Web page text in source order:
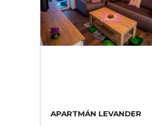
APARTMÁN LEVANDER